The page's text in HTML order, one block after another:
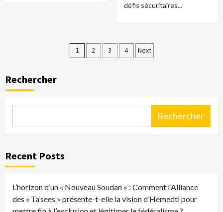
défis sécuritaires...
Pagination
1 2 3 4 Next
Rechercher
Rechercher
Recent Posts
L’horizon d’un « Nouveau Soudan » : Comment l’Alliance
des « Ta’sees » présente-t-elle la vision d’Hemedti pour